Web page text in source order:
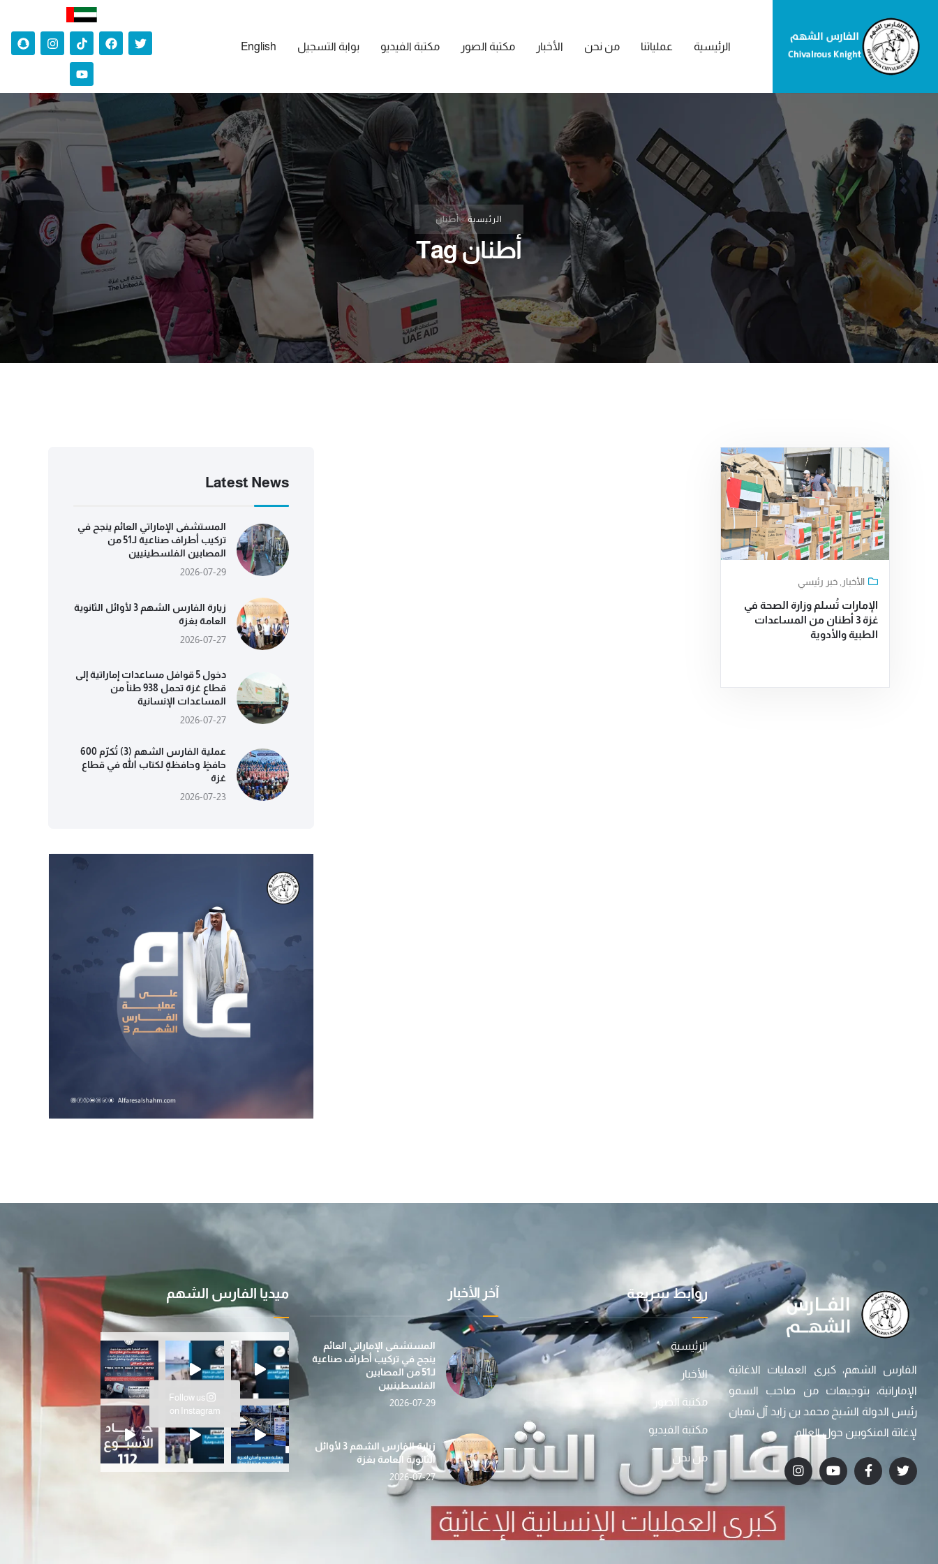
الرئيسية عملياتنا من نحن الأخبار مكتبة الصور مكتبة الفيديو بوابة التسجيل English
الرئيسية»أطنان
أطنان Tag
الأخبار خبر رئيسي
الإمارات تُسلم وزارة الصحة في
غزة 3 أطنان من المساعدات
الطبية والأدوية
Latest News
المستشفى الإماراتي العائم ينجح في
تركيب أطراف صناعية لـ51 من
المصابين الفلسطينيين
2026-07-29
زيارة الفارس الشهم 3 لأوائل الثانوية
العامة بغزة
2026-07-27
دخول 5 قوافل مساعدات إماراتية إلى
قطاع غزة تحمل 938 طناً من
المساعدات الإنسانية
2026-07-27
عملية الفارس الشهم (3) تُكرّم 600
حافظٍ وحافظةٍ لكتاب الله في قطاع
غزة
2026-07-23
الفارس الشهم، كبرى العمليات الاغاثية
الإماراتية، بتوجيهات من صاحب السمو
رئيس الدولة الشيخ محمد بن زايد آل نهيان
لإغاثة المنكوبين حول العالم
روابط سريعة
الرئيسية
الأخبار
مكتبة الصور
مكتبة الفيديو
من نحن
آخر الأخبار
المستشفى الإماراتي العائم
ينجح في تركيب أطراف صناعية
لـ51 من المصابين
الفلسطينيين
2026-07-29
زيارة الفارس الشهم 3 لأوائل
الثانوية العامة بغزة
2026-07-27
ميديا الفارس الشهم
بمساهمة من مؤسسة صقر بن محمد القاسمي، تطلق عملية ا
عملية "الفارس الشهم 3" تسيّر إلى غزة الدفعة الأولىفي إطار جهودها الإنسانية المتواصلة…عملية الفارس ال
ضمن مبادرة “دفء ومحبة”... عملية الفارس الشهم 3، ت
حصاد الأسبوع (112) … أنشطة إغاثية ومساعدات شاملة ت
Follow us
on Instagram